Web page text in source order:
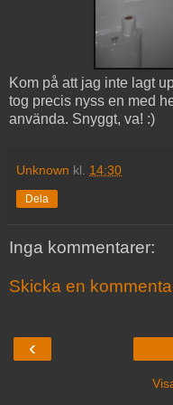
Kom på att jag inte lagt
tog precis nyss en med
använda. Snyggt, va! :)
Unknown kl. 14:30
Dela
Inga kommentarer:
Skicka en
‹